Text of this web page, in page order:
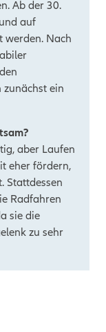
Ab der 30.
auf
werden. Nach
ein
aber Laufen
eher fördern,
Stattdessen
Radfahren
sie die
zu sehr